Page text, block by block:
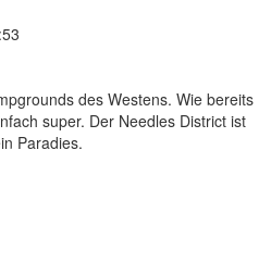
des Westens. Wie bereits
super. Der Needles District ist
Paradies.